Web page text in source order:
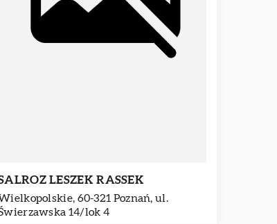
LESZEK RASSEK
60-321 Poznań, ul.
14/lok 4